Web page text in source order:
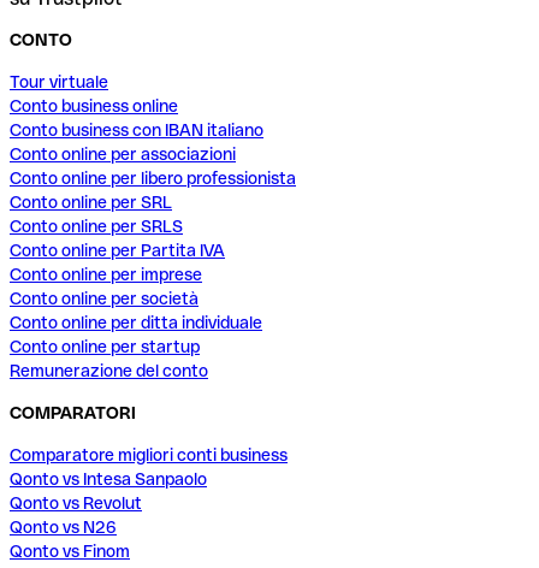
CONTO
Tour virtuale
Conto business online
Conto business con IBAN italiano
Conto online per associazioni
Conto online per libero professionista
Conto online per SRL
Conto online per SRLS
Conto online per Partita IVA
Conto online per imprese
Conto online per società
Conto online per ditta individuale
Conto online per startup
Remunerazione del conto
COMPARATORI
Comparatore migliori conti business
Qonto vs Intesa Sanpaolo
Qonto vs Revolut
Qonto vs N26
Qonto vs Finom